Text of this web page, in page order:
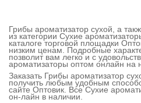
Грибы ароматизатор сухой, а
из категории Сухие
каталоге торговой площадки
низким ценам. Подробные
позволит вам легко и с
ароматизаторы оптом онлайн на
Заказать Грибы ароматизатор
получить любым удобным
сайте Оптовик. Все Сухие
он-лайн в наличии.